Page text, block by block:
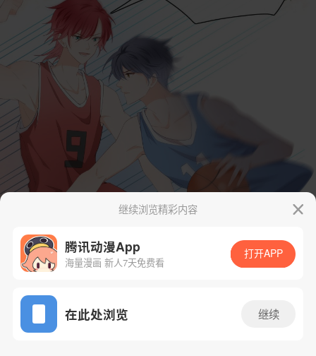
App免费看
继续浏览精彩内容
腾讯动漫App
海量漫画 新人7天免费看
打开APP
在此处浏览 继续